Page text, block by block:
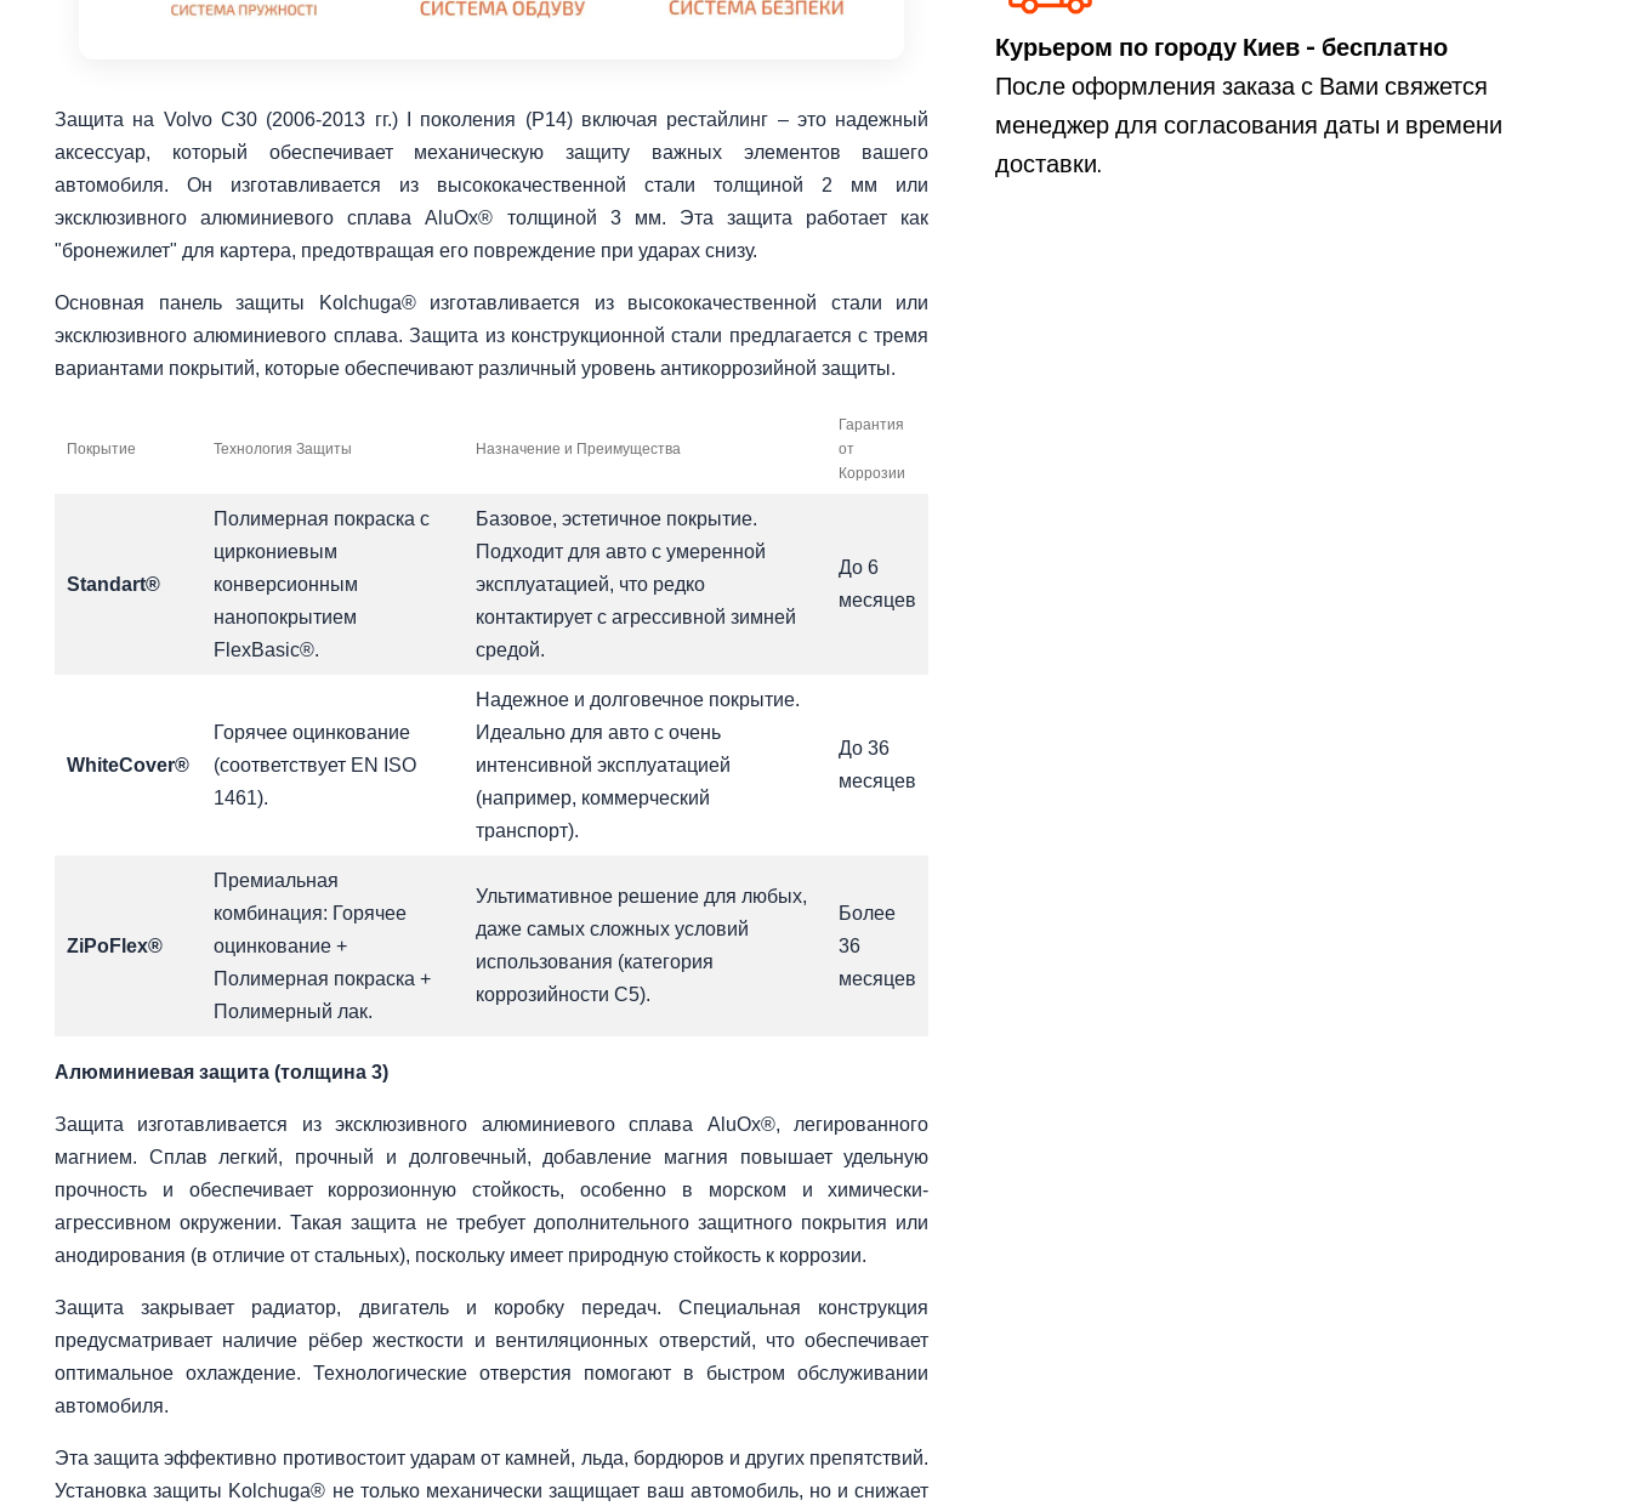
Защита на Volvo С30 (2006-2013 гг.) I поколения (Р14) включая рестайлинг – это надежный
аксессуар, который обеспечивает механическую защиту важных элементов вашего
автомобиля. Он изготавливается из высококачественной стали толщиной 2 мм или
эксклюзивного алюминиевого сплава AluOx® толщиной 3 мм. Эта защита работает как
"бронежилет" для картера, предотвращая его повреждение при ударах снизу.
Основная панель защиты Kolchuga® изготавливается из высококачественной стали или
эксклюзивного алюминиевого сплава. Защита из конструкционной стали предлагается с тремя
вариантами покрытий, которые обеспечивают различный уровень антикоррозийной защиты.
Покрытие Технология Защиты Назначение и Преимущества
Гарантия
от
Коррозии
Standart®
Полимерная покраска с
циркониевым
конверсионным
нанопокрытием
FlexBasic®.
Базовое, эстетичное покрытие.
Подходит для авто с умеренной
эксплуатацией, что редко
контактирует с агрессивной зимней
средой.
До 6
месяцев
WhiteCover®
Горячее оцинкование
(соответствует EN ISO
1461).
Надежное и долговечное покрытие.
Идеально для авто с очень
интенсивной эксплуатацией
(например, коммерческий
транспорт).
До 36
месяцев
ZiPoFlex®
Премиальная
комбинация: Горячее
оцинкование +
Полимерная покраска +
Полимерный лак.
Ультимативное решение для любых,
даже самых сложных условий
использования (категория
коррозийности C5).
Более
36
месяцев
Алюминиевая защита (толщина 3)
Защита изготавливается из эксклюзивного алюминиевого сплава AluOx®, легированного
магнием. Сплав легкий, прочный и долговечный, добавление магния повышает удельную
прочность и обеспечивает коррозионную стойкость, особенно в морском и химически-
агрессивном окружении. Такая защита не требует дополнительного защитного покрытия или
анодирования (в отличие от стальных), поскольку имеет природную стойкость к коррозии.
Защита закрывает радиатор, двигатель и коробку передач. Специальная конструкция
предусматривает наличие рёбер жесткости и вентиляционных отверстий, что обеспечивает
оптимальное охлаждение. Технологические отверстия помогают в быстром обслуживании
автомобиля.
Эта защита эффективно противостоит ударам от камней, льда, бордюров и других препятствий.
Установка защиты Kolchuga® не только механически защищает ваш автомобиль, но и снижает
Курьером по городу Киев - бесплатно
После оформления заказа с Вами свяжется
менеджер для согласования даты и времени
доставки.